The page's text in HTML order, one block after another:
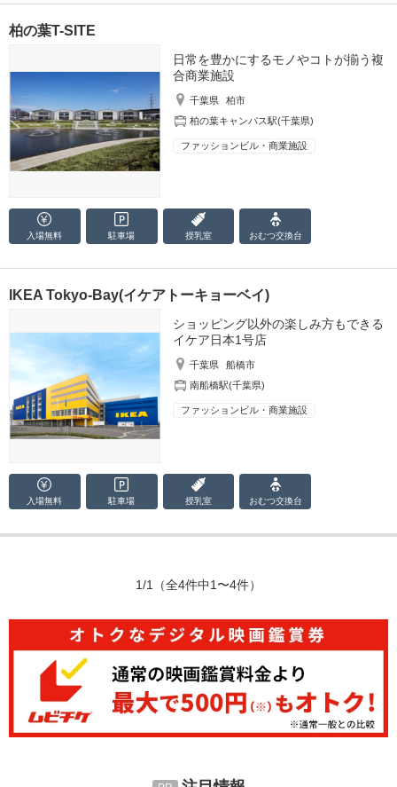
柏の葉T-SITE
日常を豊かにするモノやコトが揃う複
合商業施設
千葉県
柏市
柏の葉キャンパス駅(千葉県)
ファッションビル・商業施設
入場無料 駐車場 授乳室 おむつ交換台
IKEA Tokyo-Bay(イケアトーキョーベイ)
ショッピング以外の楽しみ方もできる
イケア日本1号店
千葉県
船橋市
南船橋駅(千葉県)
ファッションビル・商業施設
入場無料 駐車場 授乳室 おむつ交換台
1/1 （全4件中1〜4件）